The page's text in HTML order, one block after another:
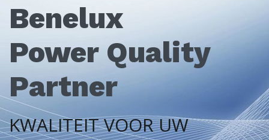
Benelux
Power Quality
Partner
KWALITEIT VOOR UW